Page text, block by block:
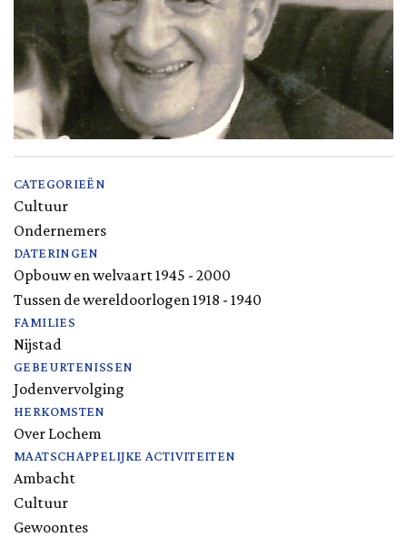
CATEGORIEËN
Cultuur
Ondernemers
DATERINGEN
Opbouw en welvaart 1945 - 2000
Tussen de wereldoorlogen 1918 - 1940
FAMILIES
Nijstad
GEBEURTENISSEN
Jodenvervolging
HERKOMSTEN
Over Lochem
MAATSCHAPPELIJKE ACTIVITEITEN
Ambacht
Cultuur
Gewoontes